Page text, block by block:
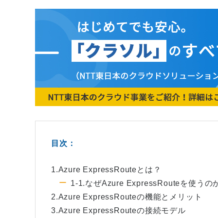
目次：
1.Azure ExpressRouteとは？
1-1.なぜAzure ExpressRouteを使うの
2.Azure ExpressRouteの機能とメリット
3.Azure ExpressRouteの接続モデル